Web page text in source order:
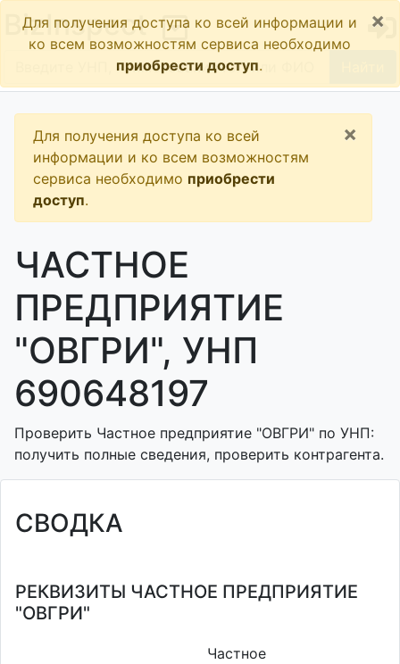
BizInspect
Для получения доступа ко всей информации и
ко всем возможностям сервиса необходимо
приобрести доступ.
×
Для получения доступа ко всей
информации и ко всем возможностям
сервиса необходимо приобрести
доступ.
×
ЧАСТНОЕ
ПРЕДПРИЯТИЕ
"ОВГРИ", УНП
690648197
Проверить Частное предприятие "ОВГРИ" по УНП:
получить полные сведения, проверить контрагента.
СВОДКА
РЕКВИЗИТЫ ЧАСТНОЕ ПРЕДПРИЯТИЕ
"ОВГРИ"
Частное